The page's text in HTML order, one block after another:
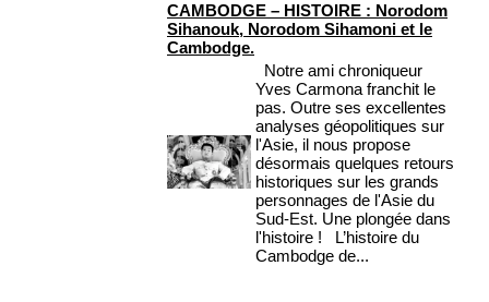
CAMBODGE – HISTOIRE : Norodom
Sihanouk, Norodom Sihamoni et le
Cambodge.
Notre ami chroniqueur
Yves Carmona franchit le
pas. Outre ses excellentes
analyses géopolitiques sur
l'Asie, il nous propose
désormais quelques retours
historiques sur les grands
personnages de l'Asie du
Sud-Est. Une plongée dans
l'histoire ! L’histoire du
Cambodge de...